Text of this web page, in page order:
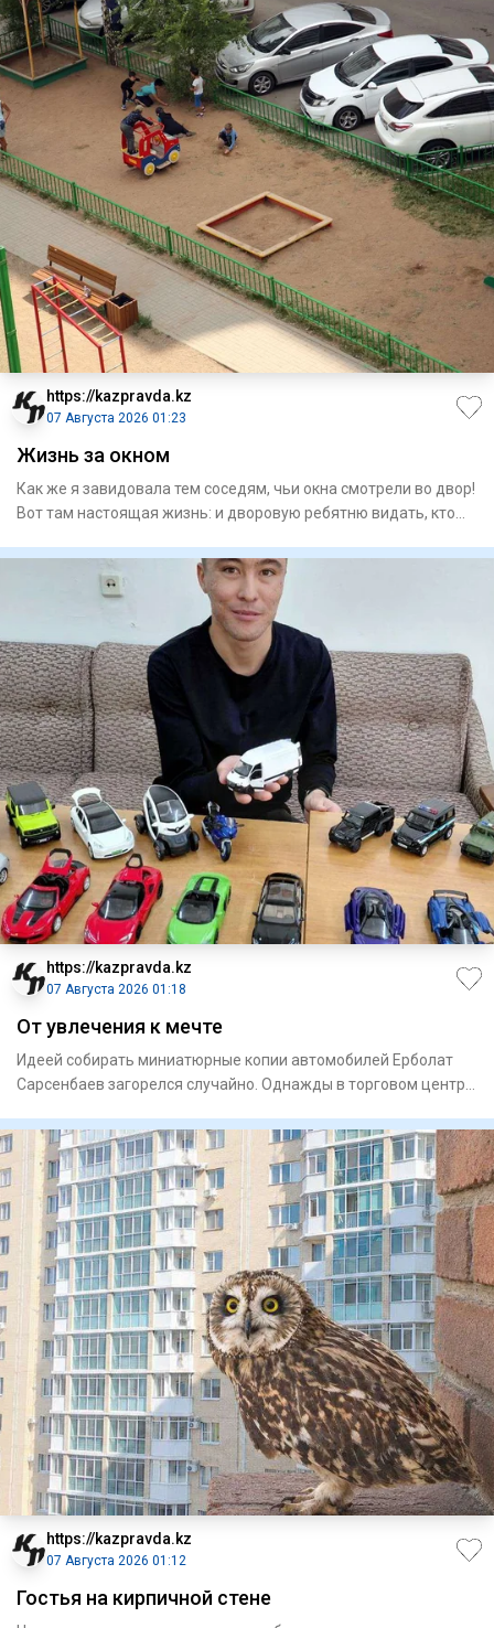
https://kazpravda.kz
07 Августа 2026 01:23
Жизнь за окном
Как же я завидовала тем соседям, чьи окна смотрели во двор!
Вот там настоящая жизнь: и дворовую ребятню видать, кто
https://kazpravda.kz
07 Августа 2026 01:18
От увлечения к мечте
Идеей собирать миниа­тюрные копии автомобилей Ерболат
Сарсенбаев загорелся случайно. Однажды в торговом центре
https://kazpravda.kz
07 Августа 2026 01:12
Гостья на кирпичной стене